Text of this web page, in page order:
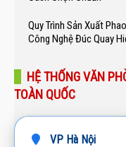
Quy Trình Sản Xuất
Công Nghệ Đúc Quay
HỆ THỐNG VĂN
TOÀN QUỐC
VP Hà Nội